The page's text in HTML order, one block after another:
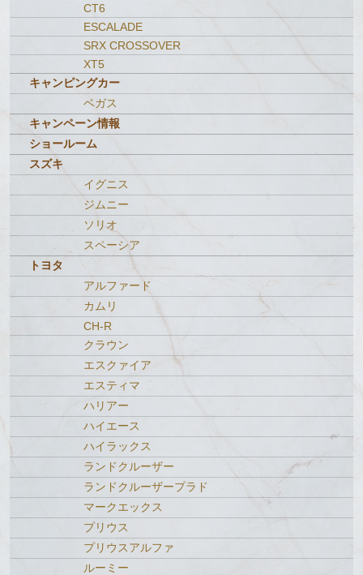
CT6
ESCALADE
SRX CROSSOVER
XT5
キャンピングカー
ベガス
キャンペーン情報
ショールーム
スズキ
イグニス
ジムニー
ソリオ
スペーシア
トヨタ
アルファード
カムリ
CH-R
クラウン
エスクァイア
エスティマ
ハリアー
ハイエース
ハイラックス
ランドクルーザー
ランドクルーザープラド
マークエックス
プリウス
プリウスアルファ
ルーミー